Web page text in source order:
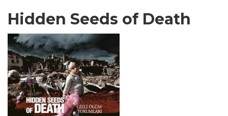
Hidden Seeds of Death